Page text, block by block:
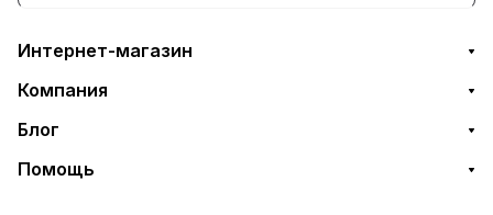
Интернет-магазин
Компания
Блог
Помощь